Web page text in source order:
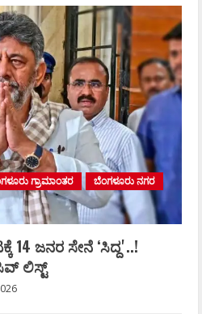
ಗ್ರಾಮಾಂತರ
ಬೆಂಗಳೂರು ನಗರ
14 ಜನರ ಸೇನೆ ʻಸಿದ್ದʼ..!
ಲಿಸ್ಟ್‌